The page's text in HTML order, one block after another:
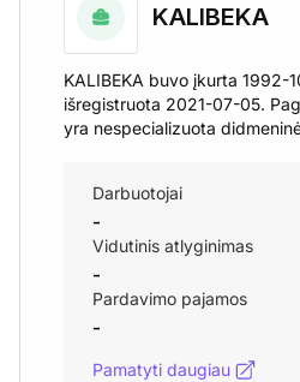
KALIBEKA
KALIBEKA buvo įkurta 1992-
išregistruota 2021-07-05.
yra nespecializuota
Darbuotojai
-
Vidutinis atlyginimas
-
Pardavimo pajamos
-
Pamatyti daugiau